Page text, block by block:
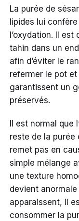
La purée de
lipides lui
l’oxydation. Il
tahin dans un
afin d’éviter le
refermer le pot
garantissent un
préservés.
Il est normal que
reste de la purée
remet pas en
simple mélange
une texture
devient
apparaissent, il
consommer la